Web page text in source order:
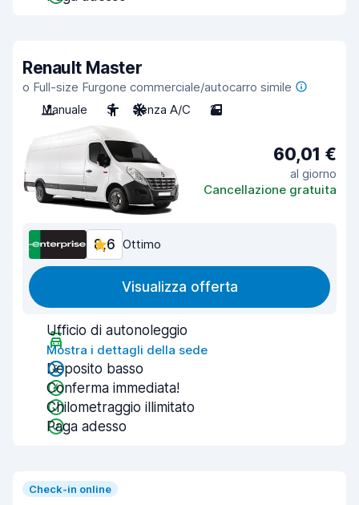
Renault Master
o Full-size Furgone commerciale/autocarro simile
Manuale
3 Senza A/C 2
60,01 €
al giorno
Cancellazione gratuita
8,6 Ottimo
Visualizza offerta
Ufficio di autonoleggio
Mostra i dettagli della sede
Deposito basso
Conferma immediata!
Chilometraggio illimitato
Paga adesso
Check-in online